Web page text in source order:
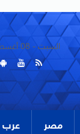
السبت - 08 أغسطس 2026
مصر عرب